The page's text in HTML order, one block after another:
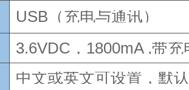
USB（充电与通讯）
3.6VDC，1800mA ,带
中文或英文可设置，默